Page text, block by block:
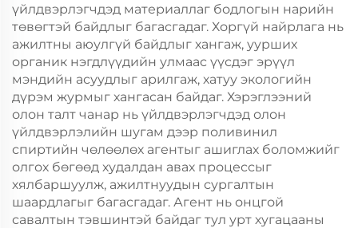
үйлдвэрлэгчдэд материаллаг бодлогын нарийн
төвөгтэй байдлыг багасгадаг. Хоргүй найрлага нь
ажилтны аюулгүй байдлыг хангаж, уурших
органик нэгдлүүдийн улмаас үүсдэг эрүүл
мэндийн асуудлыг арилгаж, хатуу экологийн
дүрэм журмыг хангасан байдаг. Хэрэглээний
олон талт чанар нь үйлдвэрлэгчдэд олон
үйлдвэрлэлийн шугам дээр поливинил
спиртийн чөлөөлөх агентыг ашиглах боломжийг
олгох бөгөөд худалдан авах процессыг
хялбаршуулж, ажилтнуудын сургалтын
шаардлагыг багасгадаг. Агент нь онцгой
савалтын тэвшинтэй байдаг тул урт хугацааны